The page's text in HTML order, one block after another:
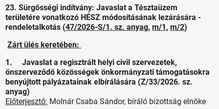
23. Sürgősségi indítvány: Javaslat a Tésztaüzem
területére vonatkozó HÉSZ módosításának lezárására -
rendeletalkotás (47/2026-S/1. sz. anyag,m/1,m/2)
Zárt ülés keretében:
1. Javaslat a regisztrált helyi civil szervezetek,
önszerveződő közösségek önkormányzati támogatásokra
benyújtott pályázatainak elbírálására (Z/33/2026. sz.
anyag)
Előterjesztő: Molnár Csaba Sándor, bíráló bizottság elnöke